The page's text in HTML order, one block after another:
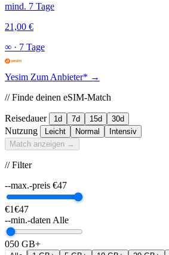
mind. 7 Tage
21,00 €
∞ · 7 Tage
Yesim Zum Anbieter* →
// Finde deinen eSIM-Match
Reisedauer 1d 7d 15d 30d
Nutzung Leicht Normal
Intensiv
Match anzeigen →
// Filter
--max.-preis €47
€1€47
--min.-daten Alle
050 GB+